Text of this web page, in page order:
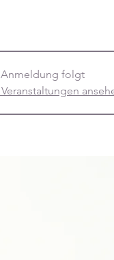
Anmeldung folgt